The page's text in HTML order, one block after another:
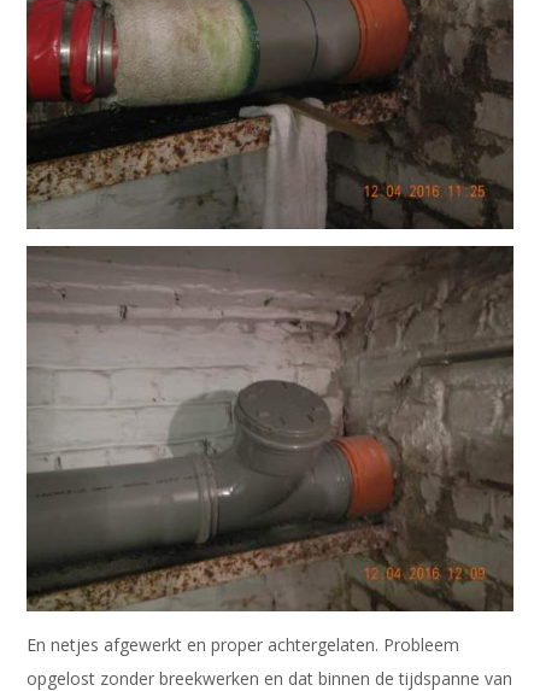
En netjes afgewerkt en proper achtergelaten. Probleem
opgelost zonder breekwerken en dat binnen de tijdspanne van